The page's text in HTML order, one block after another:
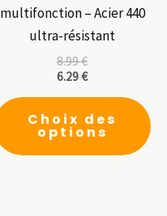
multifonction – Acier 440
ultra-résistant
8.99€
6.29€
Choix des
options